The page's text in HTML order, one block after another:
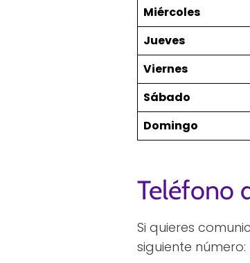
Miércoles
Jueves
Viernes
Sábado
Domingo
Teléfono
Si quieres
siguiente número: